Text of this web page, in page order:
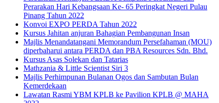
Perarakan Hari Kebangsaan Ke- 65 Peringkat Negeri Pulau
Pinang Tahun 2022
Konvoi EXPO PERDA Tahun 2022
Kursus Jahitan anjuran Bahagian Pembangunan Insan
Majlis Menandatangani Memorandum Persefahaman (MOU)
diperbaharui antara PERDA dan PBA Resources Sdn. Bhd.
Kursus Asas Solekan dan Tatarias
Mathzania & Little Scientist Siri 3
Majlis Perhimpunan Bulanan Ogos dan Sambutan Bulan
Kemerdekaan
Lawatan Rasmi YBM KPLB ke Pavilion KPLB @ MAHA